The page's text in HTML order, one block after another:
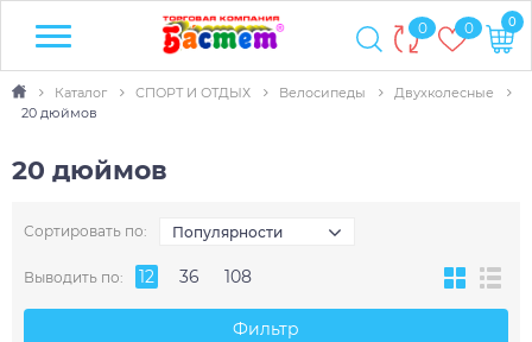
0 0 0
Каталог СПОРТ И ОТДЫХ Велосипеды
Двухколесные
20 дюймов
20 дюймов
Сортировать по: Популярности
Выводить по: 12 36 108
Фильтр